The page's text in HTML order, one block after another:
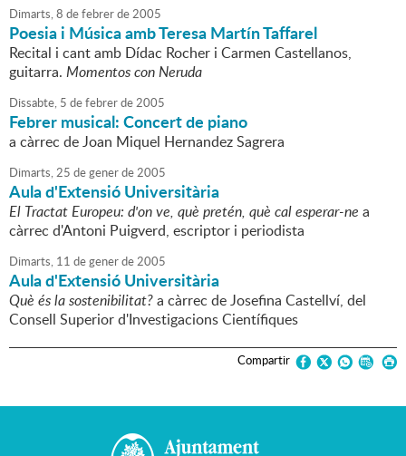
Dimarts,8 defebrerde2005
Poesia i Música amb Teresa Martín Taffarel
Recital i cant amb Dídac Rocher i Carmen Castellanos,
guitarra. Momentos con Neruda
Dissabte, 5 defebrerde2005
Febrer musical: Concert de piano
a càrrec de Joan Miquel Hernandez Sagrera
Dimarts,25 degenerde2005
Aula d'Extensió Universitària
El Tractat Europeu: d'on ve, què pretén, què cal esperar-ne a
càrrec d'Antoni Puigverd, escriptor i periodista
Dimarts, 11 degenerde2005
Aula d'Extensió Universitària
Què és la sostenibilitat?a càrrec de Josefina Castellví, del
Consell Superior d'Investigacions Científiques
Compartir